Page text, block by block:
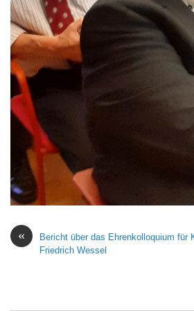
«
Bericht über das Ehrenkolloquium für
Friedrich Wessel